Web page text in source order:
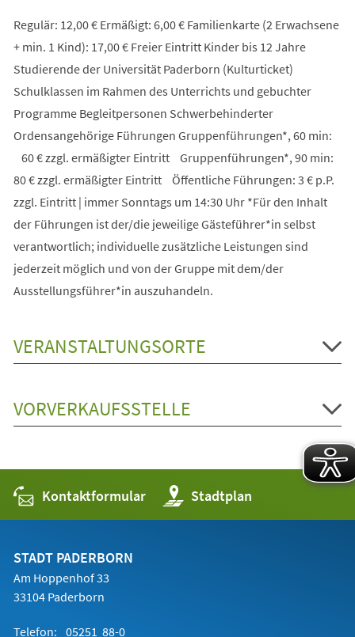
Regulär: 12,00 € Ermäßigt: 6,00 € Familienkarte (2 Erwachsene
+ min. 1 Kind): 17,00 € Freier Eintritt Kinder bis 12 Jahre
Studierende der Universität Paderborn (Kulturticket)
Schulklassen im Rahmen des Unterrichts und gebuchter
Programme Begleitpersonen Schwerbehinderter
Ordensangehörige Führungen Gruppenführungen*, 60 min:
60 € zzgl. ermäßigter Eintritt Gruppenführungen*, 90 min:
80 € zzgl. ermäßigter Eintritt Öffentliche Führungen: 3 € p.P.
zzgl. Eintritt | immer Sonntags um 14:30 Uhr *Für den Inhalt
der Führungen ist der/die jeweilige Gästeführer*in selbst
verantwortlich; individuelle zusätzliche Leistungen sind
jederzeit möglich und von der Gruppe mit dem/der
Ausstellungsführer*in auszuhandeln.
VERANSTALTUNGSORTE
VORVERKAUFSSTELLE
Kontaktformular Stadtplan
(Öffnet
in
einem
STADT PADERBORN
Am Hoppenhof 33
33104 Paderborn
Telefon: 05251 88-0